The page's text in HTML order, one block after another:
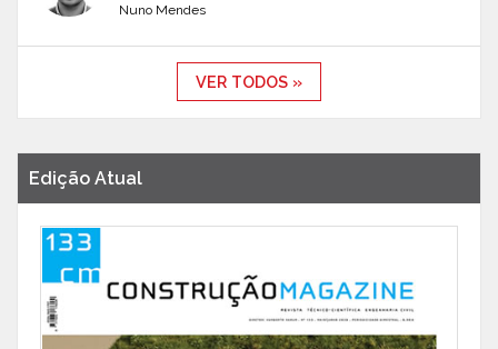
Nuno Mendes
VER TODOS »
Edição Atual